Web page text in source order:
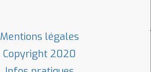
Mentions légales
Copyright 2020